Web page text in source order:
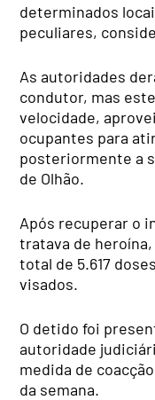
determinados
peculiares,
As autoridades
condutor, mas
velocidade,
ocupantes para
posteriormente a
de Olhão.
Após recuperar o
tratava de
total de 5.617
visados.
O detido foi
autoridade
medida de
da semana.